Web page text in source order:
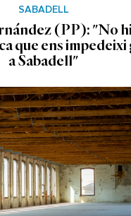
SABADELL
(PP): "No hi
que ens
a Sabadell"